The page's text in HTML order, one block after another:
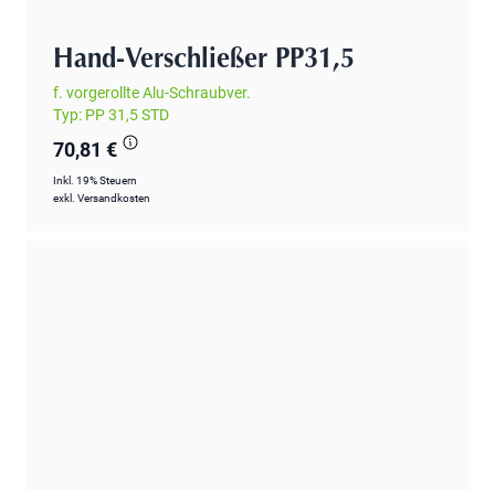
Hand-Verschließer PP31,5
f. vorgerollte Alu-Schraubver.
Typ: PP 31,5 STD
70,81 €
Inkl. 19% Steuern
exkl. Versandkosten